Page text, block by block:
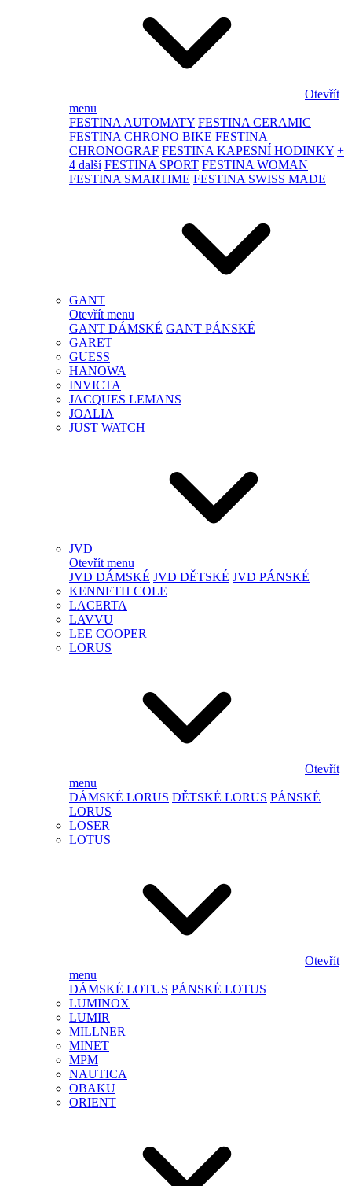
Otevřít
menu
FESTINA AUTOMATY FESTINA CERAMIC
FESTINA CHRONO BIKE FESTINA
CHRONOGRAF FESTINA KAPESNÍ HODINKY +
4 další FESTINA SPORT FESTINA WOMAN
FESTINA SMARTIME FESTINA SWISS MADE
GANT
Otevřít menu
GANT DÁMSKÉ GANT PÁNSKÉ
GARET
GUESS
HANOWA
INVICTA
JACQUES LEMANS
JOALIA
JUST WATCH
JVD
Otevřít menu
JVD DÁMSKÉ JVD DĚTSKÉ JVD PÁNSKÉ
KENNETH COLE
LACERTA
LAVVU
LEE COOPER
LORUS
Otevřít
menu
DÁMSKÉ LORUS DĚTSKÉ LORUS PÁNSKÉ
LORUS
LOSER
LOTUS
Otevřít
menu
DÁMSKÉ LOTUS PÁNSKÉ LOTUS
LUMINOX
LUMIR
MILLNER
MINET
MPM
NAUTICA
OBAKU
ORIENT